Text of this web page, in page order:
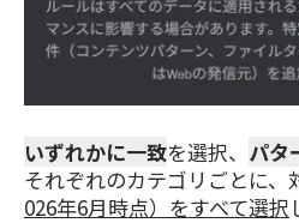
いずれかに一致を選択、 パタ
それぞれのカテゴリごとに、
026年6月時点）をすべて選択